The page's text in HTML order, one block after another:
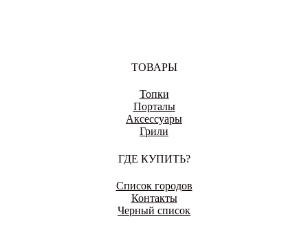
ЕКАТЕРИНБУРГ
ЕНАКИЕВО
ТОВАРЫ
Топки
Порталы
Аксессуары
Грили
ГДЕ КУПИТЬ?
Список городов
Контакты
Черный список